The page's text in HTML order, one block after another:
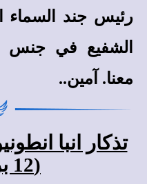
رئيس جند السماء
الشفيع في جنس
معنا. آمين..
تذكار انبا
(12 برمودة)